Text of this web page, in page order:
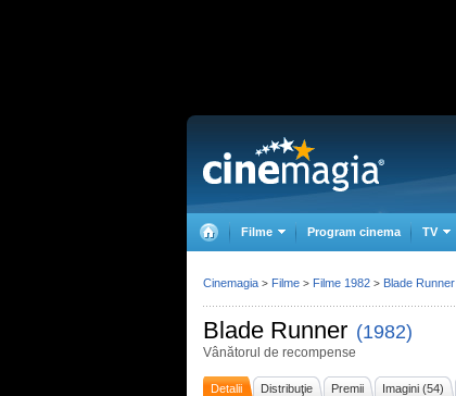
Filme Program cinema TV
Blade Runner (1982)
Vânătorul de recompense
Detalii Distribuţie Premii Imagini (54)
Cinemagia > Filme > Filme 1982 > Blade Runner